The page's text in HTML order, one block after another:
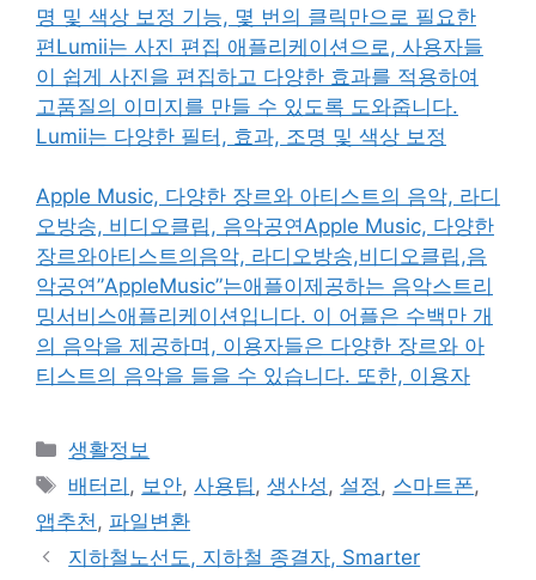
명 및 색상 보정 기능, 몇 번의 클릭만으로 필요한
편Lumii는 사진 편집 애플리케이션으로, 사용자들
이 쉽게 사진을 편집하고 다양한 효과를 적용하여
고품질의 이미지를 만들 수 있도록 도와줍니다.
Lumii는 다양한 필터, 효과, 조명 및 색상 보정
Apple Music, 다양한 장르와 아티스트의 음악, 라디
오방송, 비디오클립, 음악공연Apple Music, 다양한
장르와아티스트의음악, 라디오방송,비디오클립,음
악공연”AppleMusic”는애플이제공하는 음악스트리
밍서비스애플리케이션입니다. 이 어플은 수백만 개
의 음악을 제공하며, 이용자들은 다양한 장르와 아
티스트의 음악을 들을 수 있습니다. 또한, 이용자
카
테
리
생활정보
태
그
배터리 , 보안,사용팁,생산성, 설정, 스마트폰,
앱추천, 파일변환
지하철노선도, 지하철 종결자, Smarter